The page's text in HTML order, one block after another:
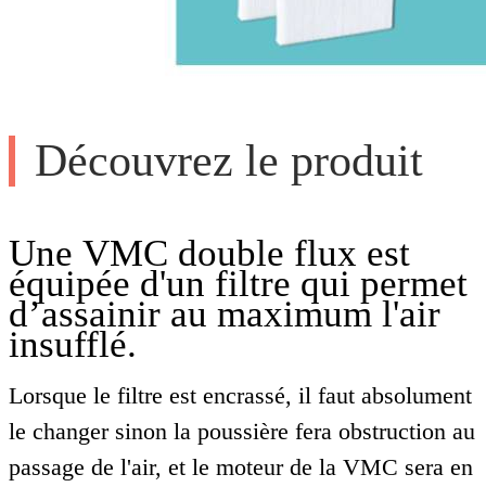
Découvrez le produit
Une VMC double flux est
équipée d'un filtre qui permet
d’assainir au maximum l'air
insufflé.
Lorsque le filtre est encrassé, il faut absolument
le changer sinon la poussière fera obstruction au
passage de l'air, et le moteur de la VMC sera en